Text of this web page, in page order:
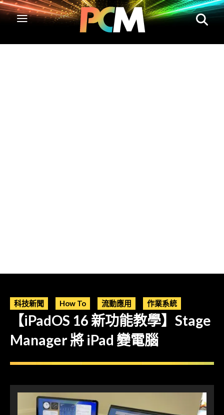
科技新聞 How To 流動應用 作業系統
【iPadOS 16 新功能教學】Stage
Manager 將 iPad 變電腦